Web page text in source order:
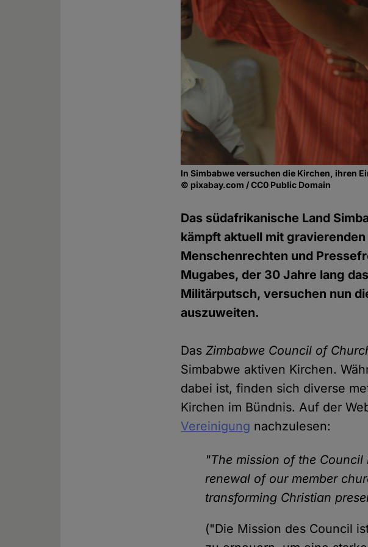
In Simbabwe versuchen die Kirchen, ihren
© pixabay.com / CC0 Public Domain
Das südafrikanische Land
kämpft aktuell mit
Menschenrechten und
Mugabes, der 30 Jahre lang
Militärputsch, versuchen nun
auszuweiten.
DasZimbabwe Council of
Simbabwe aktiven Kirchen.
dabei ist, finden sich diverse
Kirchen im Bündnis. Auf der
Vereinigung nachzulesen:
"The mission of the
renewal of our member
transforming Christian
("Die Mission des Council